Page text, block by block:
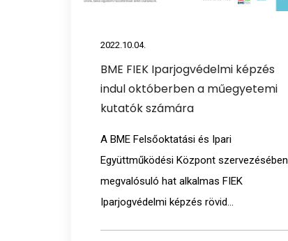
2022.10.04.
BME FIEK Iparjogvédelmi képzés
indul októberben a műegyetemi
kutatók számára
A BME Felsőoktatási és Ipari
Együttműködési Központ szervezésében
megvalósuló hat alkalmas FIEK
Iparjogvédelmi képzés rövid...